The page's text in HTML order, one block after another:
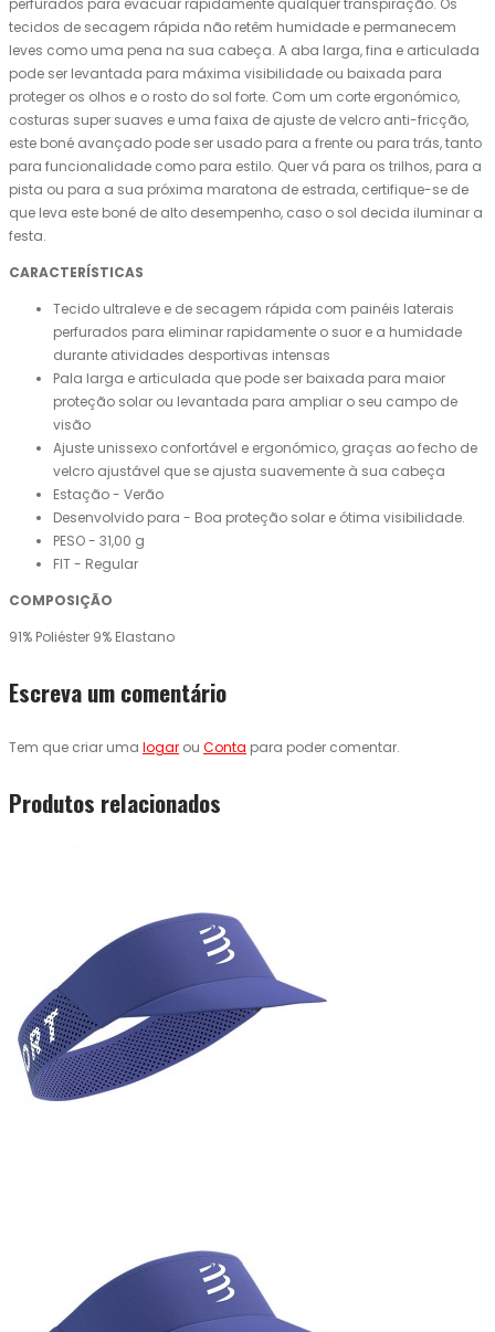
perfurados para evacuar rapidamente qualquer transpiração. Os
tecidos de secagem rápida não retêm humidade e permanecem
leves como uma pena na sua cabeça. A aba larga, fina e articulada
pode ser levantada para máxima visibilidade ou baixada para
proteger os olhos e o rosto do sol forte. Com um corte ergonómico,
costuras super suaves e uma faixa de ajuste de velcro anti-fricção,
este boné avançado pode ser usado para a frente ou para trás, tanto
para funcionalidade como para estilo. Quer vá para os trilhos, para a
pista ou para a sua próxima maratona de estrada, certifique-se de
que leva este boné de alto desempenho, caso o sol decida iluminar a
festa.
CARACTERÍSTICAS
Tecido ultraleve e de secagem rápida com painéis laterais
perfurados para eliminar rapidamente o suor e a humidade
durante atividades desportivas intensas
Pala larga e articulada que pode ser baixada para maior
proteção solar ou levantada para ampliar o seu campo de
visão
Ajuste unissexo confortável e ergonómico, graças ao fecho de
velcro ajustável que se ajusta suavemente à sua cabeça
Estação - Verão
Desenvolvido para - Boa proteção solar e ótima visibilidade.
PESO - 31,00 g
FIT - Regular
COMPOSIÇÃO
91% Poliéster 9% Elastano
Escreva um comentário
Tem que criar uma logar ou Conta para poder comentar.
Produtos relacionados